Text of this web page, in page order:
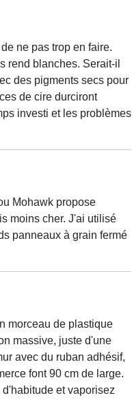
ne pas trop en faire.
rend blanches. Serait-il
des pigments secs pour
de cire durciront
investi et les problèmes
Mohawk propose
moins cher. J'ai utilisé
panneaux à grain fermé
morceau de plastique
massive, juste d'une
avec du ruban adhésif,
font 90 cm de large.
et vaporisez